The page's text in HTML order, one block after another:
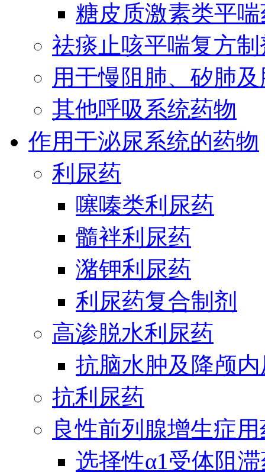
糖皮质激素类平
祛痰止咳平喘复方制
用于慢阻肺、矽肺
其他呼吸系统药物
作用于泌尿系统的药物
利尿药
噻嗪类利尿药
髓袢利尿药
潴钾利尿药
利尿药复合制剂
高渗脱水利尿药
抗脑水肿及降颅
抗利尿药
良性前列腺增生症
选择性α1受体阻